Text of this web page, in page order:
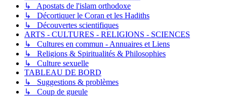
↳ Apostats de l'islam orthodoxe
↳ Décortiquer le Coran et les Hadiths
↳ Découvertes scientifiques
ARTS - CULTURES - RELIGIONS - SCIENCES
↳ Cultures en commun - Annuaires et Liens
↳ Religions & Spiritualités & Philosophies
↳ Culture sexuelle
TABLEAU DE BORD
↳ Suggestions & problèmes
↳ Coup de gueule